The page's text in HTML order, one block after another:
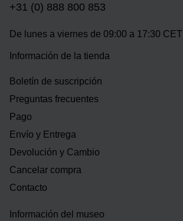
+31 (0) 888 800 853
De lunes a viernes de 09:00 a 17:30 CET
Información de la tienda
Boletín de suscripción
Preguntas frecuentes
Pago
Envío y Entrega
Devolución y Cambio
Cancelar compra
Contacto
Información del museo